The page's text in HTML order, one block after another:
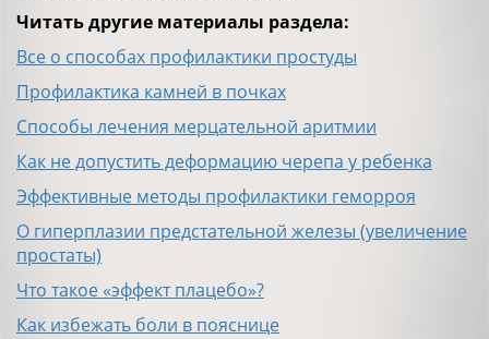
Читать другие материалы раздела:
Все о способах профилактики простуды
Профилактика камней в почках
Способы лечения мерцательной аритмии
Как не допустить деформацию черепа у ребенка
Эффективные методы профилактики геморроя
О гиперплазии предстательной железы (увеличение
простаты)
Что такое «эффект плацебо»?
Как избежать боли в пояснице